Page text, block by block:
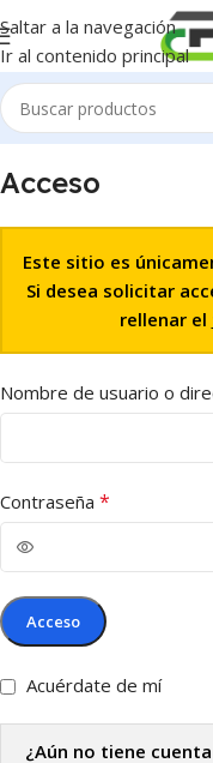
Saltar a la navegación
Ir al contenido principal
Acceso
Este sitio es
Si desea solicitar
rellenar el
Nombre de usuario o
Contraseña *
Acceso
Acuérdate de mí
¿Aún no tiene